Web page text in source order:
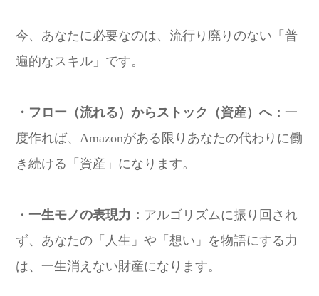
今、あなたに必要なのは、流行り廃りのない「普
遍的なスキル」です。
・フロー（流れる）からストック（資産）へ： 一
度作れば、Amazonがある限りあなたの代わりに働
き続ける「資産」になります。
・ 一生モノの表現力： アルゴリズムに振り回され
ず、あなたの「人生」や「想い」を物語にする力
は、一生消えない財産になります。